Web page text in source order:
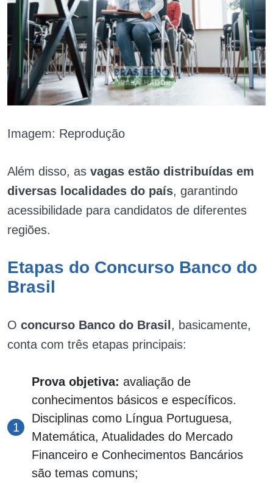
Imagem: Reprodução
Além disso, as vagas estão distribuídas em
diversas localidades do país, garantindo
acessibilidade para candidatos de diferentes
regiões.
Etapas do Concurso Banco do
Brasil
O concurso Banco do Brasil, basicamente,
conta com três etapas principais:
Prova objetiva: avaliação de
conhecimentos básicos e específicos.
Disciplinas como Língua Portuguesa,
Matemática, Atualidades do Mercado
Financeiro e Conhecimentos Bancários
são temas comuns;